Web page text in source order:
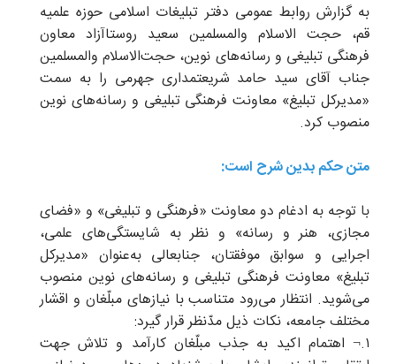
به گزارش روابط عمومی دفتر تبلیغات اسلامی حوزه علمیه
قم، حجت الاسلام والمسلمین سعید روستاآزاد معاون
فرهنگی تبلیغی و رسانه‌های نوین، حجت‌الاسلام والمسلمین
جناب آقای سید حامد شریعتمداری جهرمی را به سمت
«مدیرکل تبلیغ» معاونت فرهنگی تبلیغی و رسانه‌های نوین
منصوب کرد.
متن حکم بدین شرح است:
با توجه به ادغام دو معاونت «فرهنگی و تبلیغی» و «فضای
مجازی، هنر و رسانه» و نظر به شایستگی‌های علمی،
اجرایی و سوابق موفقتان، جنابعالی به‌عنوان «مدیرکل
تبلیغ» معاونت فرهنگی تبلیغی و رسانه‌های نوین منصوب
می‌شوید. انتظار می‌رود متناسب با نیازهای مبلّغان و اقشار
مختلف جامعه، نکات ذیل مدّنظر قرار گیرد:
۱.¬ اهتمام اکید به جذب مبلّغان کارآمد و تلاش جهت